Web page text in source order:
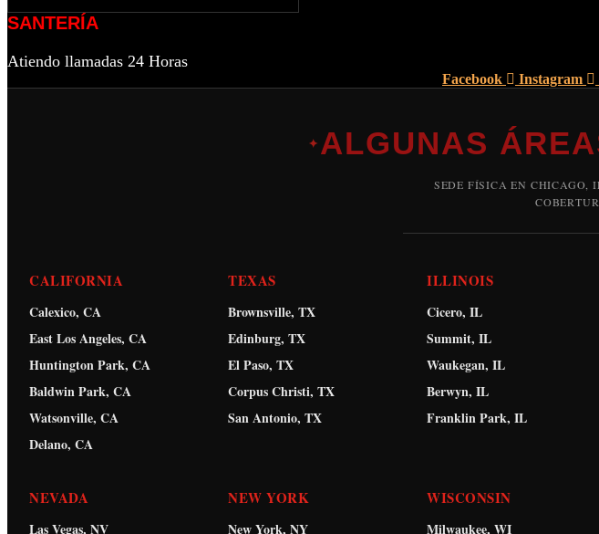
SANTERÍA
Atiendo llamadas 24 Horas
Facebook Instagram
✦ ALGUNAS
SEDE FÍSICA EN CHICAGO,
CALIFORNIA
Calexico, CA
East Los Angeles, CA
Huntington Park, CA
Baldwin Park, CA
Watsonville, CA
Delano, CA
TEXAS
Brownsville, TX
Edinburg, TX
El Paso, TX
Corpus Christi, TX
San Antonio, TX
ILLINOIS
Cicero, IL
Summit, IL
Waukegan, IL
Berwyn, IL
Franklin Park, IL
NEVADA
Las Vegas, NV
NEW YORK
New York, NY
WISCONSIN
Milwaukee, WI